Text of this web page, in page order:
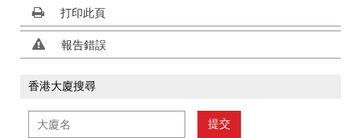
打印此頁
報告錯誤
香港大廈搜尋
提交